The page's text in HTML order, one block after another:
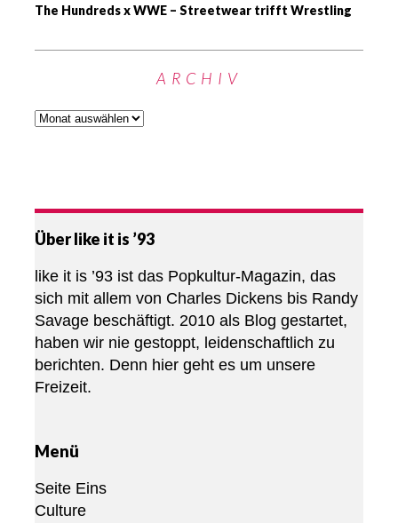
The Hundreds x WWE – Streetwear trifft Wrestling
ARCHIV
Über like it is ’93
like it is ’93 ist das Popkultur-Magazin, das
sich mit allem von Charles Dickens bis Randy
Savage beschäftigt. 2010 als Blog gestartet,
haben wir nie gestoppt, leidenschaftlich zu
berichten. Denn hier geht es um unsere
Freizeit.
Menü
Seite Eins
Culture